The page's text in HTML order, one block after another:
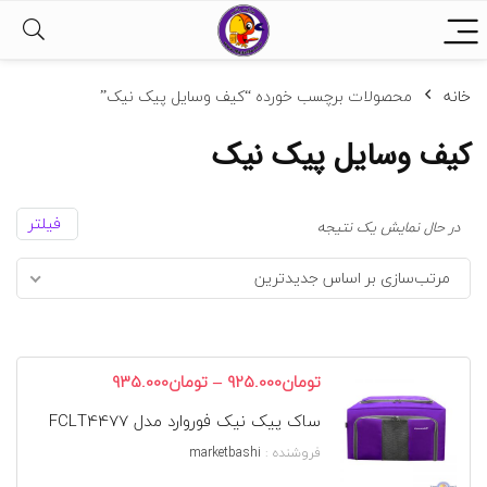
خانه محصولات برچسب خورده “کیف وسایل پیک نیک”
کیف وسایل پیک نیک
فیلتر در حال نمایش یک نتیجه
مرتب‌سازی بر اساس جدیدترین
تومان925.000
–تومان935.000
تومان925.000 ساک پیک نیک فوروارد مدل FCLT4477
فروشنده : marketbashi